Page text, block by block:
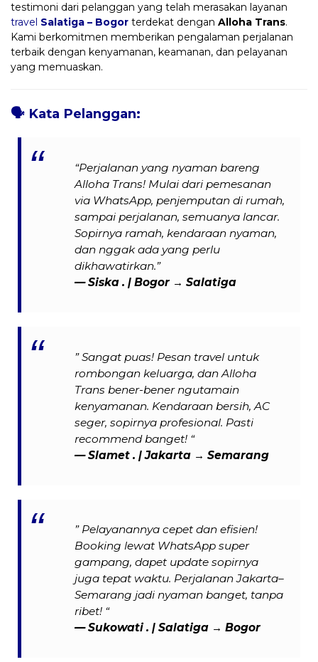
testimoni dari pelanggan yang telah merasakan layanan
travel Salatiga – Bogor terdekat dengan Alloha Trans.
Kami berkomitmen memberikan pengalaman perjalanan
terbaik dengan kenyamanan, keamanan, dan pelayanan
yang memuaskan.
🗣️ Kata Pelanggan:
“Perjalanan yang nyaman bareng
Alloha Trans! Mulai dari pemesanan
via WhatsApp, penjemputan di rumah,
sampai perjalanan, semuanya lancar.
Sopirnya ramah, kendaraan nyaman,
dan nggak ada yang perlu
dikhawatirkan.”
— Siska . | Bogor → Salatiga
” Sangat puas! Pesan travel untuk
rombongan keluarga, dan Alloha
Trans bener-bener ngutamain
kenyamanan. Kendaraan bersih, AC
seger, sopirnya profesional. Pasti
recommend banget! “
— Slamet . | Jakarta → Semarang
” Pelayanannya cepet dan efisien!
Booking lewat WhatsApp super
gampang, dapet update sopirnya
juga tepat waktu. Perjalanan Jakarta–
Semarang jadi nyaman banget, tanpa
ribet! “
— Sukowati . | Salatiga → Bogor